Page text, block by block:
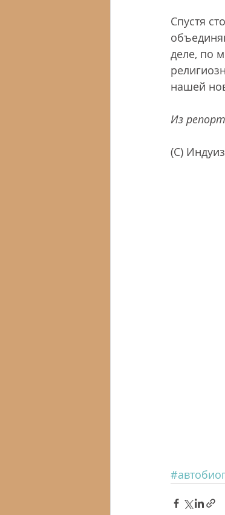
Спустя
деле, по
нашей
Из
(С)